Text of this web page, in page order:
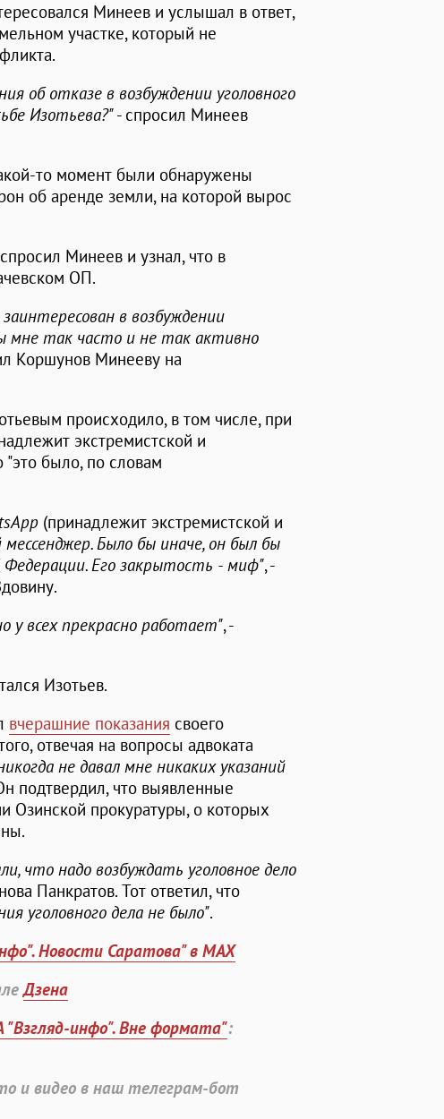
Минеев и услышал в ответ,
участке, который не
об отказе в возбуждении уголовного
Изотьева?"- спросил Минеев
то момент были обнаружены
об аренде земли, на которой вырос
Минеев и узнал, что в
ОП.
в возбуждении
мне так часто и не так активно
Коршунов Минееву на
происходило, в том числе, при
экстремистской и
было, по словам
(принадлежит экстремистской и
Было бы иначе, он был бы
Его закрытость - миф", -
у всех прекрасно работает", -
Изотьев.
вчерашние показания своего
отвечая на вопросы адвоката
не давал мне никаких указаний
подтвердил, что выявленные
Озинской прокуратуры, о которых
что надо возбуждать уголовное дело
Панкратов. Тот ответил, что
уголовного дела не было".
Новости Саратова" в MAX
Дзена
"Взгляд-инфо". Вне формата":
и видео в наш телеграм-бот